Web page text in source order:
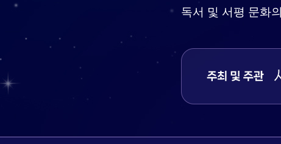
독서 및 서평 문화